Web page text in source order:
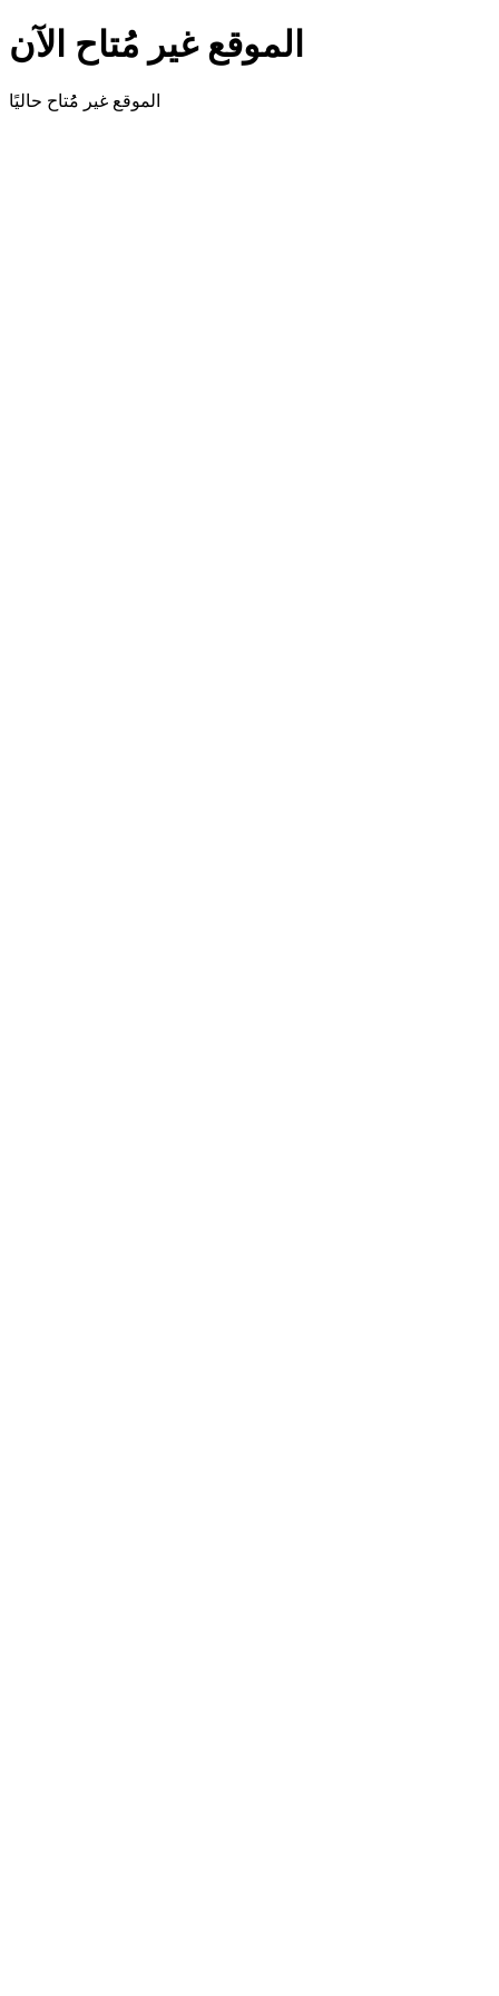
الموقع غير مُتاح الآن
الموقع غير مُُتاح حاليًا